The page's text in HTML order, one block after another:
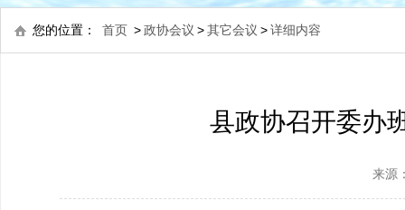
领导之窗 常委会议
您的位置： 首页 >政协会议 >其它会议 >详细内容
县政协召开委办
来源